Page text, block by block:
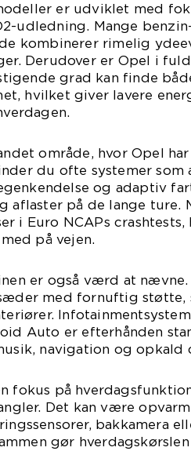
er udviklet med
udledning. Mange
kombinerer rimelig
Derudover er Opel i
grad kan finde
hvilket giver lavere
område, hvor Opel
du ofte systemer som
og adaptiv
aflaster på de lange ture.
i Euro NCAPs
på vejen.
er også værd at
med fornuftig støtte,
Auto er efterhånden
navigation og opkald
fokus på
Det kan være
bakkamera
gør